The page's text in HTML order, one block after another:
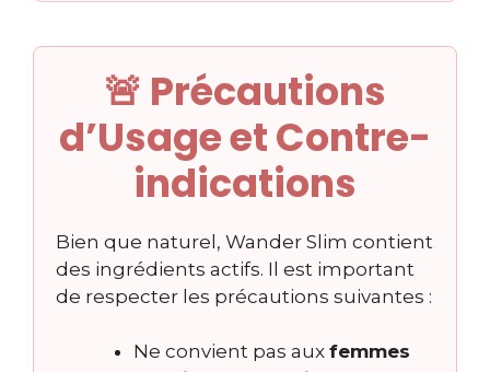
🚨 Précautions
d’Usage et Contre-
indications
Bien que naturel, Wander Slim contient
des ingrédients actifs. Il est important
de respecter les précautions suivantes :
Ne convient pas aux femmes